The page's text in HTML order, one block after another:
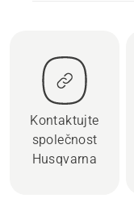
Kontaktujte
společnost
Husqvarna